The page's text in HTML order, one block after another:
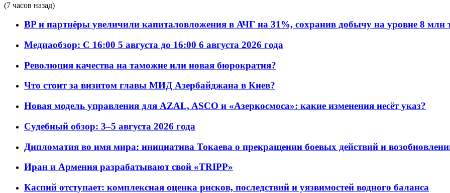
(7 часов назад)
BP и партнёры увеличили капиталовложения в АЧГ на 31%, сохранив добычу на уровне 8 млн
Медиаобзор: С 16:00 5 августа до 16:00 6 августа 2026 года
Революция качества на таможне или новая бюрократия?
Что стоит за визитом главы МИД Азербайджана в Киев?
Новая модель управления для AZAL, ASCO и «Азеркосмоса»: какие изменения несёт указ?
Судебный обзор: 3–5 августа 2026 года
Дипломатия во имя мира: инициатива Токаева о прекращении боевых действий и
Иран и Армения разрабатывают свой «TRIPP»
Каспий отступает: комплексная оценка рисков, последствий и уязвимостей водного баланса